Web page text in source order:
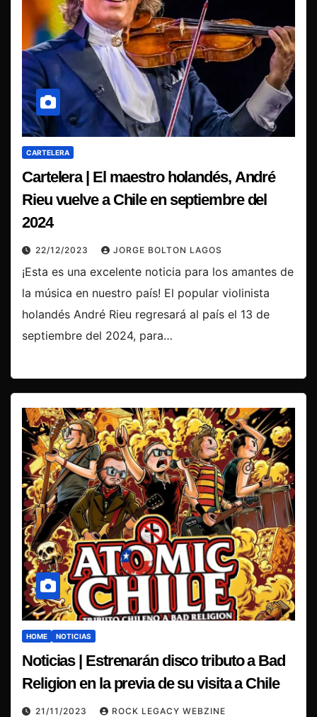
CARTELERA
Cartelera | El maestro holandés, André
Rieu vuelve a Chile en septiembre del
2024
22/12/2023 JORGE BOLTON LAGOS
¡Esta es una excelente noticia para los amantes de
la música en nuestro país! El popular violinista
holandés André Rieu regresará al país el 13 de
septiembre del 2024, para…
HOME NOTICIAS
Noticias | Estrenarán disco tributo a Bad
Religion en la previa de su visita a Chile
21/11/2023 ROCK LEGACY WEBZINE